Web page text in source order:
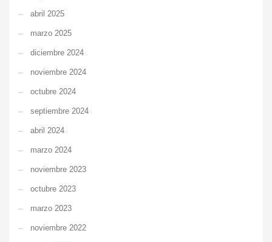
abril 2025
marzo 2025
diciembre 2024
noviembre 2024
octubre 2024
septiembre 2024
abril 2024
marzo 2024
noviembre 2023
octubre 2023
marzo 2023
noviembre 2022